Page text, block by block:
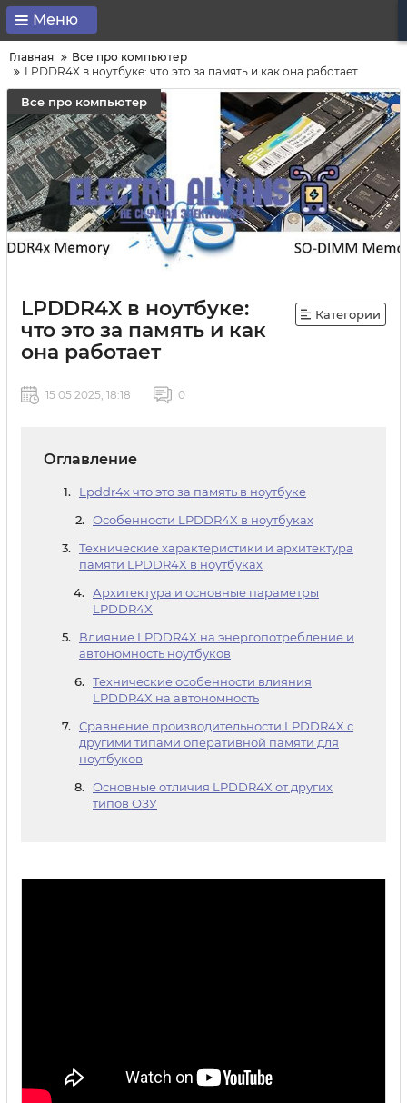
Меню
Главная
Все про компьютер
LPDDR4X в ноутбуке: что это за память и как она работает
Все про компьютер
LPDDR4X в ноутбуке:
что это за память и как
она работает
Категории
15 05 2025, 18:18 0
Оглавление
Lpddr4x что это за память в ноутбуке
Особенности LPDDR4X в ноутбуках
Технические характеристики и архитектура
памяти LPDDR4X в ноутбуках
Архитектура и основные параметры
LPDDR4X
Влияние LPDDR4X на энергопотребление и
автономность ноутбуков
Технические особенности влияния
LPDDR4X на автономность
Сравнение производительности LPDDR4X с
другими типами оперативной памяти для
ноутбуков
Основные отличия LPDDR4X от других
типов ОЗУ